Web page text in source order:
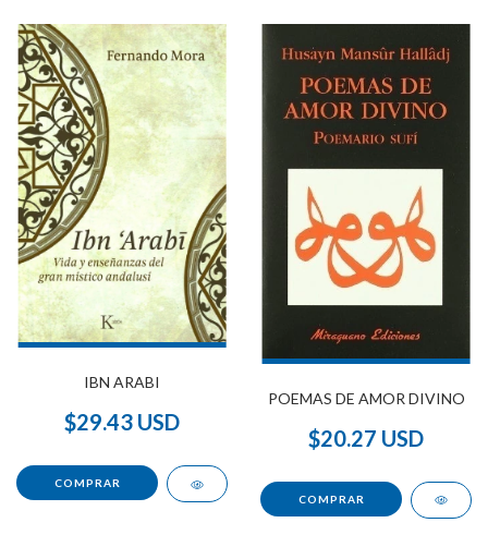
IBN ARABI
$29.43 USD
POEMAS DE AMOR DIVINO
$20.27 USD